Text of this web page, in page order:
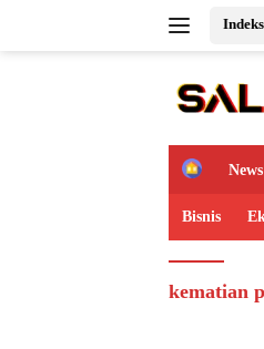
Indeks
H
m
e
News
Bisnis
kematian